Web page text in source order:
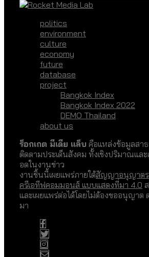
politics
environment
culture
economy
future
database
project
Bangkok Index
Bangkok Index 2022
DEMO Thailand
about us
ร็อกเกต มีเดีย แล็บ คือแหล่งข้อมูลสา
ติดตามประเด็นสังคม ทั้งเชิงปริมาณแล
อดในงานข่าว
งานชิ้นนี้เผยแพร่ภายใต้สัญญาอนุญาตร
ครีเอทีฟคอมมอนส์ แบบแสดงที่มา 4.0
และเผยแพร่ต่อได้โดยไม่ต้องขออนุญาต
มา